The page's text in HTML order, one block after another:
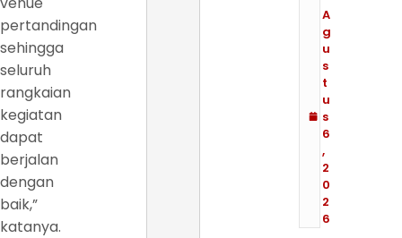
pertandingan
sehingga
seluruh
rangkaian
kegiatan
dapat
berjalan
dengan
baik,”
katanya.
A
g
u
s
t
u
s
6
,
2
0
2
6